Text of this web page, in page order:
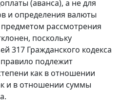
(аванса), а не для
и определения валюты
предметом рассмотрения
поскольку
317 Гражданского кодекса
подлежит
как в отношении
и в отношении суммы